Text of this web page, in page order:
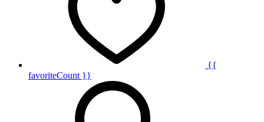
{{
favoriteCount }}